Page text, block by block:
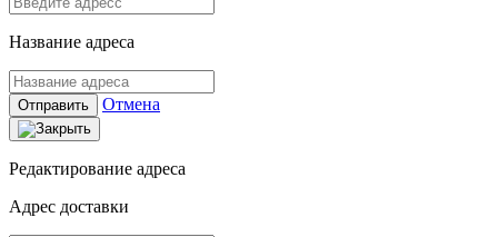
Название адреса
Отправить Отмена
Редактирование адреса
Адрес доставки